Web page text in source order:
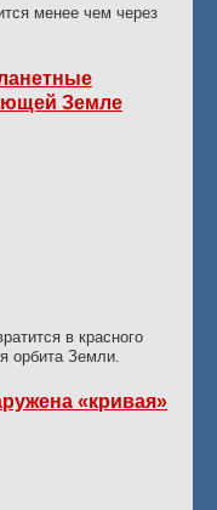
менее чем через
Земле
в красного
орбита Земли.
«кривая»